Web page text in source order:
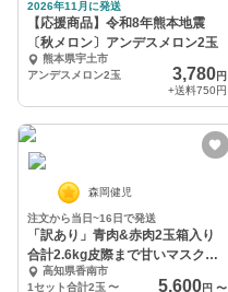
2026年11月に発送
【応援商品】令和8年熊本地震
〔秋メロン〕アンデスメロン2玉
熊本県宇土市
アンデスメロン2玉
3,780円
+送料750円
森岡健児
注文から当日~16日で発送
「訳あり」青肉&赤肉2玉箱入り
合計2.6kg皮際まで甘いマスクメ
ロン高知県香南市
1セット合計2玉 〜 5,600円 〜